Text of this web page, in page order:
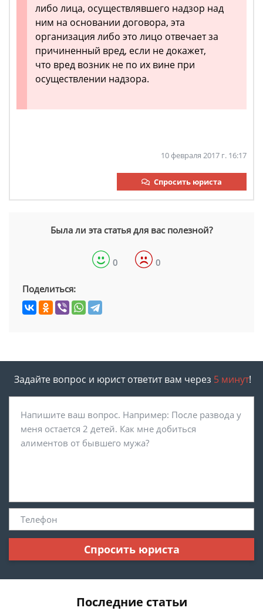
либо лица, осуществлявшего надзор над
ним на основании договора, эта
организация либо это лицо отвечает за
причиненный вред, если не докажет,
что вред возник не по их вине при
осуществлении надзора.
10 февраля 2017 г. 16:17
Спросить юриста
Была ли эта статья для вас полезной?
0 0
Поделиться:
Задайте вопрос и юрист ответит вам через 5 минут!
Спросить юриста
Последние статьи